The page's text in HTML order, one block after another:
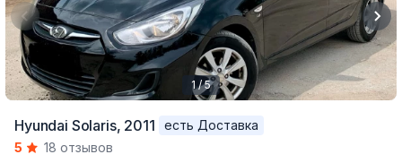
of
1 / 5
Hyundai Solaris, 2011
есть Доставка
5
18 отзывов